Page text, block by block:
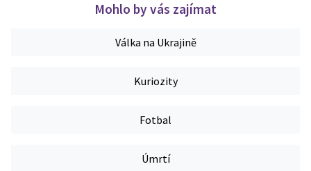
Mohlo by vás zajímat
Válka na Ukrajině
Kuriozity
Fotbal
Úmrtí